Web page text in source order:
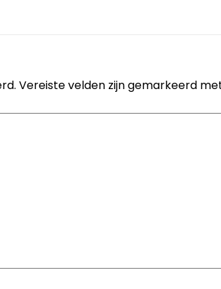
Vereiste velden zijn gemarkeerd